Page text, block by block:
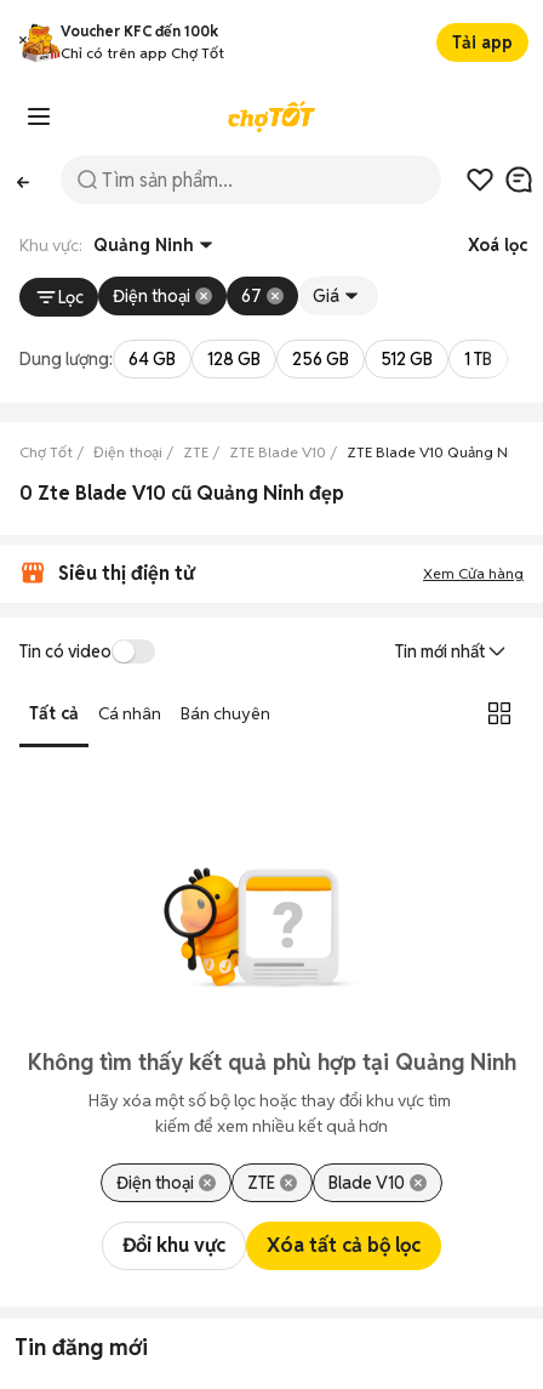
Voucher KFC đến 100k
Chỉ có trên app Chợ Tốt
Tải app
Khu vực: Quảng Ninh Xoá lọc
Lọc Điện thoại 67 Giá
Dung lượng: 64 GB 128 GB 256 GB 512 GB 1 TB
Chợ Tốt Điện thoại ZTE ZTE Blade V10 ZTE Blade V10 Quảng Ninh
0 Zte Blade V10 cũ Quảng Ninh đẹp
Siêu thị điện tử Xem Cửa hàng
Tin có video Tin mới nhất
Tất cả Cá nhân Bán chuyên
Không tìm thấy kết quả phù hợp tại Quảng Ninh
Hãy xóa một số bộ lọc hoặc thay đổi khu vực tìm
kiếm để xem nhiều kết quả hơn
Điện thoại ZTE Blade V10
Đổi khu vực Xóa tất cả bộ lọc
Tin đăng mới